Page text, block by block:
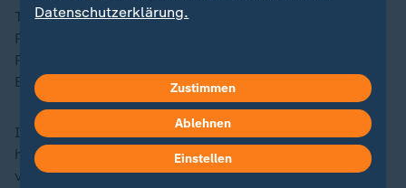
Tierschutzbedenken gab es seitens der
Regionalregierung keine. Das liegt auch an fehlenden
Regeln für Oktopus-Aquakultur in Spanien und in der
EU.
In den US-Bundesstaaten Washington und Kalifornien
hingegen sind solche Farmen bereits seit 2024
verboten, in Hawaii gibt es entsprechende
Datenschutzerklärung.
Zustimmen
Ablehnen
Einstellen